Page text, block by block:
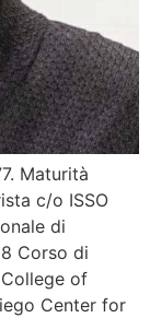
Maturità
c/o ISSO
di
Corso di
of
Center for